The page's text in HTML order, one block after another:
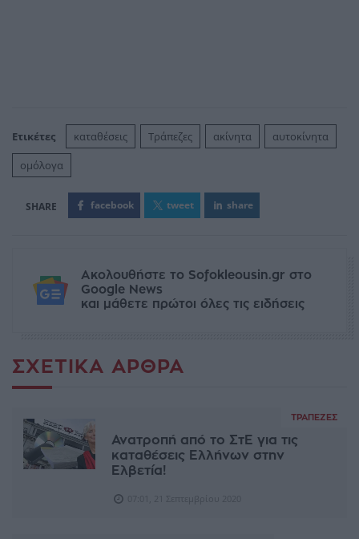
Ετικέτες καταθέσεις Τράπεζες ακίνητα
αυτοκίνητα
ομόλογα
facebook tweet share
Ακολουθήστε το Sofokleousin.gr στο
Google News
και μάθετε πρώτοι όλες τις ειδήσεις
ΣΧΕΤΙΚΆ ΆΡΘΡΑ
ΤΡΆΠΕΖΕΣ
Ανατροπή από το ΣτΕ για τις
καταθέσεις Ελλήνων στην
Ελβετία!